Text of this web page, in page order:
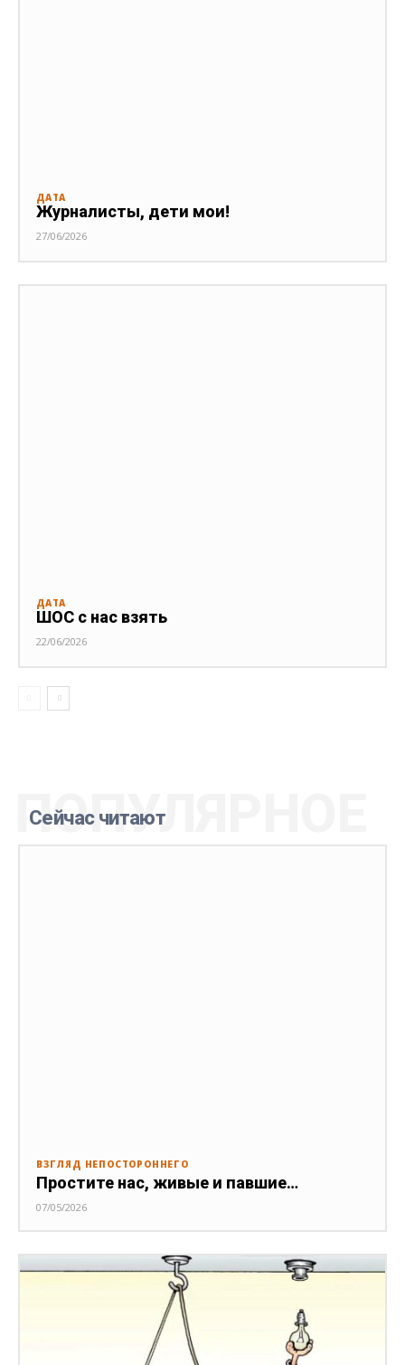
ДАТА
Журналисты, дети мои!
27/06/2026
ДАТА
ШОС с нас взять
22/06/2026
Сейчас читают
ПОПУЛЯРНОЕ
ВЗГЛЯД НЕПОСТОРОННЕГО
Простите нас, живые и павшие…
07/05/2026